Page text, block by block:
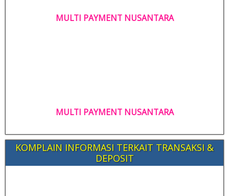
MULTI PAYMENT NUSANTARA
MULTI PAYMENT NUSANTARA
KOMPLAIN INFORMASI TERKAIT TRANSAKSI &
DEPOSIT